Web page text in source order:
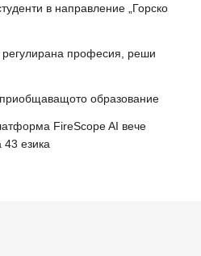
в направление „Горско
регулирана професия, реши
образование
FireScope AI вече
езика